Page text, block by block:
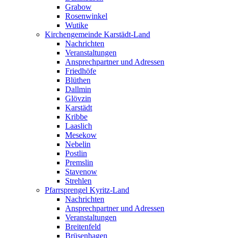
Grabow
Rosenwinkel
Wutike
Kirchengemeinde Karstädt-Land
Nachrichten
Veranstaltungen
Ansprechpartner und Adressen
Friedhöfe
Blüthen
Dallmin
Glövzin
Karstädt
Kribbe
Laaslich
Mesekow
Nebelin
Postlin
Premslin
Stavenow
Strehlen
Pfarrsprengel Kyritz-Land
Nachrichten
Ansprechpartner und Adressen
Veranstaltungen
Breitenfeld
Brüsenhagen